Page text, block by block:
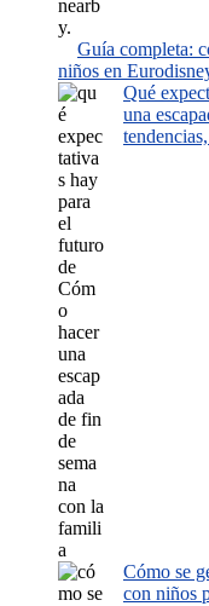
Guía completa:
niños en
Qué
una
Cómo se
con niños